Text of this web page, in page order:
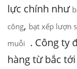
lực chính như
công, bạt xếp lượn
muỗi . Công ty
hàng từ bắc